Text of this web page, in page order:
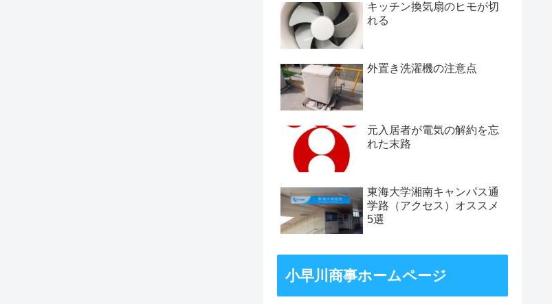
キッチン換気扇のヒモが切
れる
外置き洗濯機の注意点
元入居者が電気の解約を忘
れた末路
東海大学湘南キャンパス通
学路（アクセス）オススメ
5選
小早川商事ホームページ